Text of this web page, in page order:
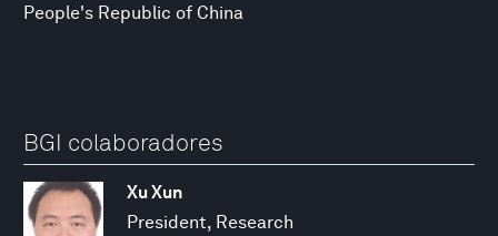
People's Republic of China
BGI colaboradores
Xu Xun
President, Research